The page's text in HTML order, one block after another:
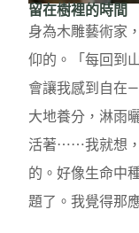
留在樹裡的時間
身為木雕藝術家
仰的。「每回到
會讓我感到自在
大地養分，淋雨
活著⋯⋯我就想，
的。好像生命中
題了。我覺得那